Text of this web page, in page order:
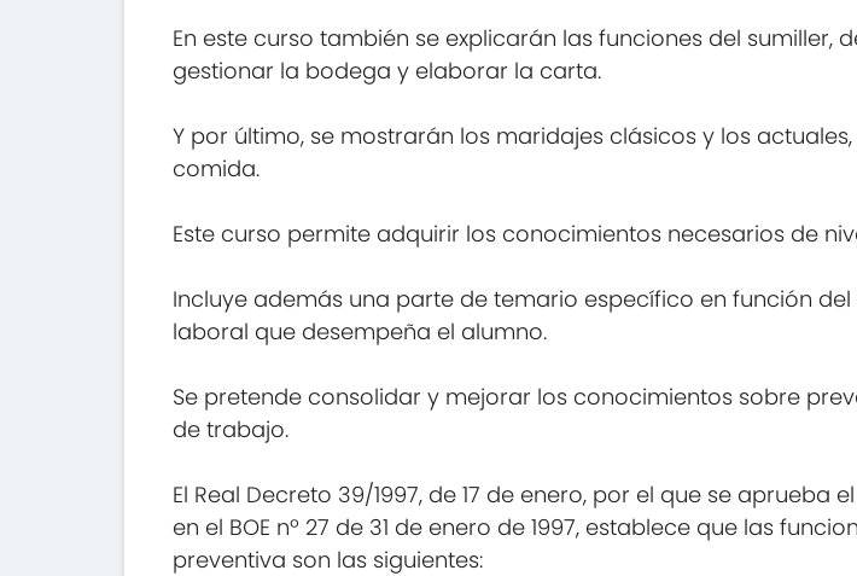
En este curso también se explicarán las funciones del sumiller,
gestionar la bodega y elaborar la carta.
Y por último, se mostrarán los maridajes clásicos y los
comida.
Este curso permite adquirir los conocimientos necesarios de
Incluye además una parte de temario específico en función
laboral que desempeña el alumno.
Se pretende consolidar y mejorar los conocimientos sobre
de trabajo.
El Real Decreto 39/1997, de 17 de enero, por el que se
en el BOE nº 27 de 31 de enero de 1997, establece que las
preventiva son las siguientes: